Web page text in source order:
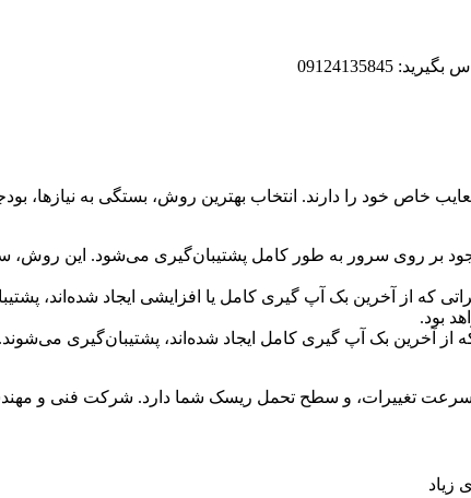
خاص خود را دارند. انتخاب بهترین روش، بستگی به نیازها،
بر روی سرور به طور کامل پشتیبان‌گیری می‌شود. این
که از آخرین بک آپ گیری کامل یا افزایشی ایجاد شده‌اند،
بود.
از آخرین بک آپ گیری کامل ایجاد شده‌اند، پشتیبان‌گیری
تغییرات، و سطح تحمل ریسک شما دارد. شرکت فنی و
زیاد